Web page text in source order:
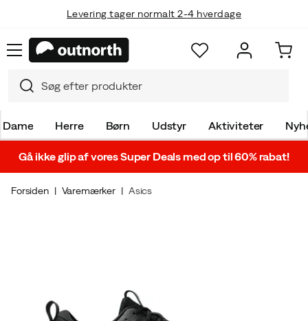
Levering tager normalt 2-4 hverdage
Dame Herre Børn Udstyr Aktiviteter
Gå ikke glip af vores Super Deals med op til 60% rabat!
Forsiden Varemærker Asics